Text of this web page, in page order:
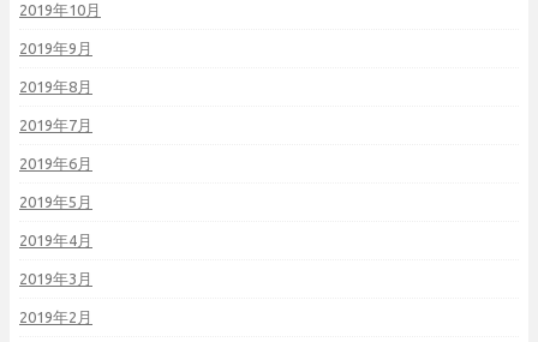
2019年10月
2019年9月
2019年8月
2019年7月
2019年6月
2019年5月
2019年4月
2019年3月
2019年2月